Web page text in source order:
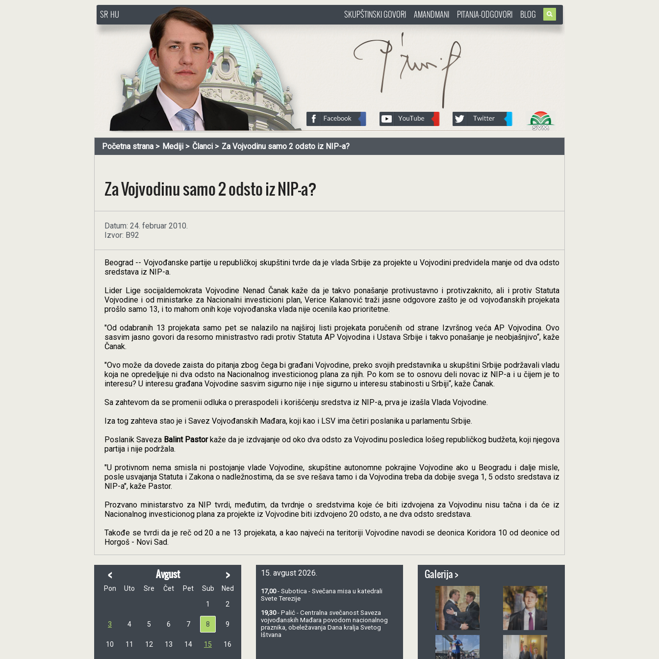
http://www.pasztorbalint.rs/sr
SR HU
http://www.pasztorbalint.rs/sr
SKUPŠTINSKI GOVORI AMANDMANI PITANJA-ODGOVORI BLOG
Početna strana Mediji Članci Za Vojvodinu samo 2 odsto iz NIP-a?
Za Vojvodinu samo 2 odsto iz NIP-a?
Datum: 24. februar 2010.
Izvor: B92
Beograd -- Vojvođanske partije u republičkoj skupštini tvrde da je vlada Srbije za projekte u Vojvodini predvidela manje od dva odsto
sredstava iz NIP-a.
Lider Lige socijaldemokrata Vojvodine Nenad Čanak kaže da je takvo ponašanje protivustavno i protivzaknito, ali i protiv Statuta
Vojvodine i od ministarke za Nacionalni investicioni plan, Verice Kalanović traži jasne odgovore zašto je od vojvođanskih projekata
prošlo samo 13, i to mahom onih koje vojvođanska vlada nije ocenila kao prioritetne.
"Od odabranih 13 projekata samo pet se nalazilo na najširoj listi projekata poručenih od strane Izvršnog veća AP Vojvodina. Ovo
sasvim jasno govori da resorno ministrastvo radi protiv Statuta AP Vojvodina i Ustava Srbije i takvo ponašanje je neobjašnjivo“, kaže
Čanak.
"Ovo može da dovede zaista do pitanja zbog čega bi građani Vojvodine, preko svojih predstavnika u skupštini Srbije podržavali vladu
koja ne opredeljuje ni dva odsto na Nacionalnog investicionog plana za njih. Po kom se to osnovu deli novac iz NIP-a i u čijem je to
interesu? U interesu građana Vojvodine sasvim sigurno nije i nije sigurno u interesu stabinosti u Srbiji“, kaže Čanak.
Sa zahtevom da se promenii odluka o preraspodeli i korišćenju sredstva iz NIP-a, prva je izašla Vlada Vojvodine.
Iza tog zahteva stao je i Savez Vojvođanskih Mađara, koji kao i LSV ima četiri poslanika u parlamentu Srbije.
Poslanik Saveza Balint Pastorkaže da je izdvajanje od oko dva odsto za Vojvodinu posledica lošeg republičkog budžeta, koji njegova
partija i nije podržala.
"U protivnom nema smisla ni postojanje vlade Vojvodine, skupštine autonomne pokrajine Vojvodine ako u Beogradu i dalje misle,
posle usvajanja Statuta i Zakona o nadležnostima, da se sve rešava tamo i da Vojvodina treba da dobije svega 1, 5 odsto sredstava iz
NIP-a", kaže Pastor.
Prozvano ministarstvo za NIP tvrdi, međutim, da tvrdnje o sredstvima koje će biti izdvojena za Vojvodinu nisu tačna i da će iz
Nacionalnog investicionog plana za projekte iz Vojvodine biti izdvojeno 20 odsto, a ne dva odsto sredstava.
Takođe se tvrdi da je reč od 20 a ne 13 projekata, a kao najveći na teritoriji Vojvodine navodi se deonica Koridora 10 od deonice od
Horgoš - Novi Sad.
< Avgust >
Pon Uto Sre Čet Pet Sub
Ned
1
2
3 4 5 6 7 8 9
10 11 12 13 14 15 16
15. avgust 2026.
17,00- Subotica - Svečana misa u katedrali
Svete Terezije
19,30- Palić - Centralna svečanost Saveza
vojvođanskih Mađara povodom nacionalnog
praznika, obeležavanja Dana kralja Svetog
Ištvana
Galerija >